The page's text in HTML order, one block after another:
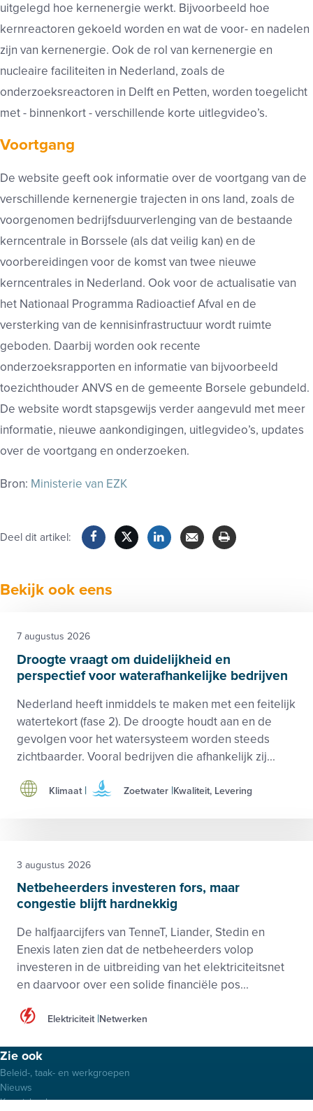
uitgelegd hoe kernenergie werkt. Bijvoorbeeld hoe
kernreactoren gekoeld worden en wat de voor- en nadelen
zijn van kernenergie. Ook de rol van kernenergie en
nucleaire faciliteiten in Nederland, zoals de
onderzoeksreactoren in Delft en Petten, worden toegelicht
met - binnenkort - verschillende korte uitlegvideo’s.
Voortgang
De website geeft ook informatie over de voortgang van de
verschillende kernenergie trajecten in ons land, zoals de
voorgenomen bedrijfsduurverlenging van de bestaande
kerncentrale in Borssele (als dat veilig kan) en de
voorbereidingen voor de komst van twee nieuwe
kerncentrales in Nederland. Ook voor de actualisatie van
het Nationaal Programma Radioactief Afval en de
versterking van de kennisinfrastructuur wordt ruimte
geboden. Daarbij worden ook recente
onderzoeksrapporten en informatie van bijvoorbeeld
toezichthouder ANVS en de gemeente Borsele gebundeld.
De website wordt stapsgewijs verder aangevuld met meer
informatie, nieuwe aankondigingen, uitlegvideo’s, updates
over de voortgang en onderzoeken.
Bron: Ministerie van EZK
Deel dit artikel:
Bekijk ook eens
Droogte vraagt om duidelijkheid en
perspectief voor waterafhankelijke bedrijven
Nederland heeft inmiddels te maken met een feitelijk
watertekort (fase 2). De droogte houdt aan en de
gevolgen voor het watersysteem worden steeds
zichtbaarder. Vooral bedrijven die afhankelijk zij...
7 augustus 2026
Klimaat Zoetwater Kwaliteit, Levering
Netbeheerders investeren fors, maar
congestie blijft hardnekkig
De halfjaarcijfers van TenneT, Liander, Stedin en
Enexis laten zien dat de netbeheerders volop
investeren in de uitbreiding van het elektriciteitsnet
en daarvoor over een solide financiële pos...
3 augustus 2026
Elektriciteit Netwerken
Footer
menu
Zie ook
Beleid-, taak- en werkgroepen
Nieuws
Kennisbank